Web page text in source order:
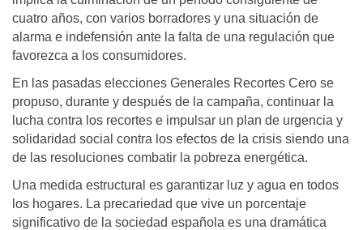
cuatro años, con varios borradores y una situación de
alarma e indefensión ante la falta de una regulación que
favorezca a los consumidores.
En las pasadas elecciones Generales Recortes Cero se
propuso, durante y después de la campaña, continuar la
lucha contra los recortes e impulsar un plan de urgencia y
solidaridad social contra los efectos de la crisis siendo una
de las resoluciones combatir la pobreza energética.
Una medida estructural es garantizar luz y agua en todos
los hogares. La precariedad que vive un porcentaje
significativo de la sociedad española es una dramática